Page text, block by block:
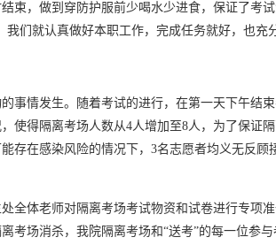
束，做到穿防护服前少喝水少进食，保证了考
们就认真做好本职工作，完成任务就好，也充
事情发生。随着考试的进行，在第一天下午结
使得隔离考场人数从4人增加至8人，为了保证
存在感染风险的情况下，3名志愿者均义无反顾
全体老师对隔离考场考试物资和试卷进行专项
场消杀，我院隔离考场和“送考”的每一位参与